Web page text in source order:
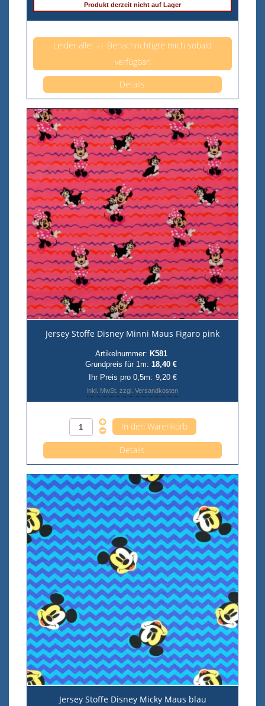
Produkt derzeit nicht auf Lager
Leider alle! :-| Benachrichtigte mich sobald
verfügbar!
Details
Jersey Stoffe Disney Minni Maus Figaro pink
Artikelnummer: K581
Grundpreis für 1m: 18,40 €
Ihr Preis pro 0,5m: 9,20 €
inkl. MwSt. zzgl. Versandkosten
Details
Jersey Stoffe Disney Micky Maus blau